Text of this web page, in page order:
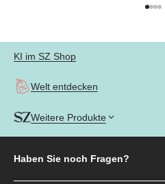
KI im SZ Shop
Welt entdecken
Weitere Produkte
Haben Sie noch Fragen?